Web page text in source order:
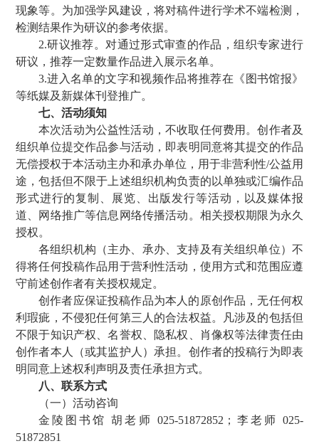
现象等。为加强学风建设，将对稿件进行学术不端检测，
检测结果作为研议的参考依据。
2.研议推荐。对通过形式审查的作品，组织专家进行
研议，推荐一定数量作品进入展示名单。
3.进入名单的文字和视频作品将推荐在《图书馆报》
等纸媒及新媒体刊登推广。
七、活动须知
本次活动为公益性活动，不收取任何费用。创作者及
组织单位提交作品参与活动，即表明同意将其提交的作品
无偿授权于本活动主办和承办单位，用于非营利性/公益用
途，包括但不限于上述组织机构负责的以单独或汇编作品
形式进行的复制、展览、出版发行等活动，以及媒体报
道、网络推广等信息网络传播活动。相关授权期限为永久
授权。
各组织机构（主办、承办、支持及有关组织单位）不
得将任何投稿作品用于营利性活动，使用方式和范围应遵
守前述创作者有关授权规定。
创作者应保证投稿作品为本人的原创作品，无任何权
利瑕疵，不侵犯任何第三人的合法权益。凡涉及的包括但
不限于知识产权、名誉权、隐私权、肖像权等法律责任由
创作者本人（或其监护人）承担。创作者的投稿行为即表
明同意上述权利声明及责任承担方式。
八、联系方式
（一）活动咨询
金陵图书馆 胡老师 025-51872852；李老师 025-
51872851